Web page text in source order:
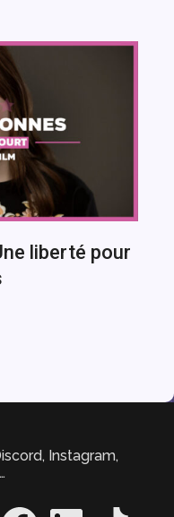
liberté pour
Instagram,
FacebookLinkedIn TikTok